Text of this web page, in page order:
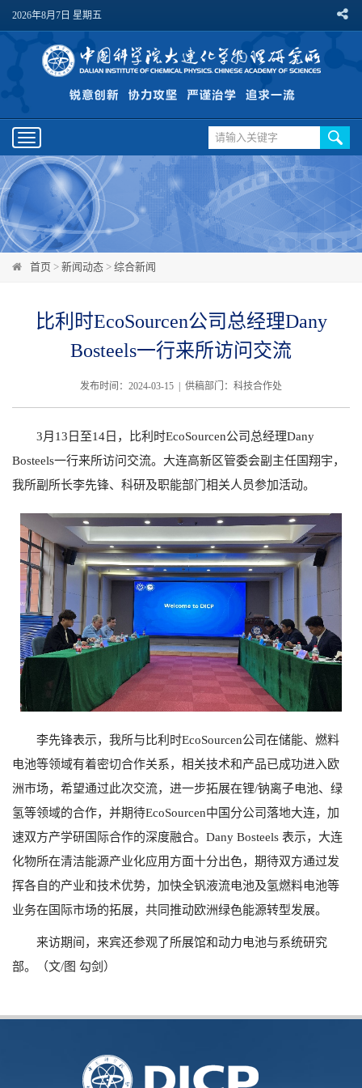
2026年8月7日 星期五
Toggle
navigation
首页 > 新闻动态 > 综合新闻
比利时EcoSourcen公司总经理Dany
Bosteels一行来所访问交流
发布时间：2024-03-15 | 供稿部门：科技合作处
3月 13 日至14日，比利时EcoSourcen公司总经理Dany
Bosteels一行来所访问交流。大连高新区管委会副主任国翔宇，
我所副所长李先锋、科研及职能部门相关人员参加活动。
李先锋表示，我所与比利时EcoSourcen公司在储能、燃料
电池等领域有着密切合作关系，相关技术和产品已成功进入欧
洲市场，希望通过此次交流，进一步拓展在锂/钠离子电池、绿
氢等领域的合作，并期待EcoSourcen中国分公司落地大连，加
速双方产学研国际合作的深度融合。 Dany Bosteels 表示，大连
化物所在清洁能源产业化应用方面十分出色，期待双方通过发
挥各自的产业和技术优势，加快全钒液流电池及氢燃料电池等
业务在国际市场的拓展，共同推动欧洲绿色能源转型发展。
来访期间，来宾还参观了所展馆和动力电池与系统研究
部。（文/图 勾剑）